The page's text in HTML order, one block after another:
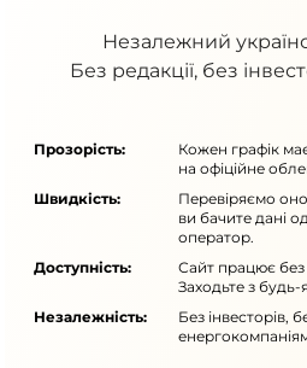
Незалежний
Без редакції, без
Прозорість:
Кожен графік
на офіційне
Швидкість:
Перевіряємо
ви бачите дані
оператор.
Доступність:
Сайт працює без
Заходьте з
Незалежність:
Без інвесторів,